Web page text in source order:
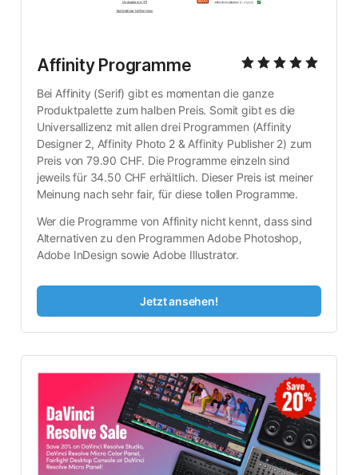
Affinity Programme
Bei Affinity (Serif) gibt es momentan die ganze
Produktpalette zum halben Preis. Somit gibt es die
Universallizenz mit allen drei Programmen (Affinity
Designer 2, Affinity Photo 2 & Affinity Publisher 2) zum
Preis von 79.90 CHF. Die Programme einzeln sind
jeweils für 34.50 CHF erhältlich. Dieser Preis ist meiner
Meinung nach sehr fair, für diese tollen Programme.
Wer die Programme von Affinity nicht kennt, dass sind
Alternativen zu den Programmen Adobe Photoshop,
Adobe InDesign sowie Adobe Illustrator.
Jetzt ansehen!